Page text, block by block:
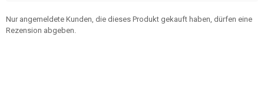
Nur angemeldete Kunden, die dieses Produkt gekauft haben, dürfen eine
Rezension abgeben.